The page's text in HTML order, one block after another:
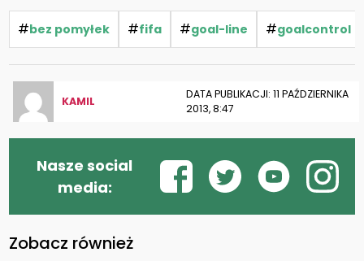
#bez pomyłek #fifa #goal-line #goalcontrol
KAMIL
DATA PUBLIKACJI: 11 PAŹDZIERNIKA
2013, 8:47
Nasze social
media:
Zobacz również